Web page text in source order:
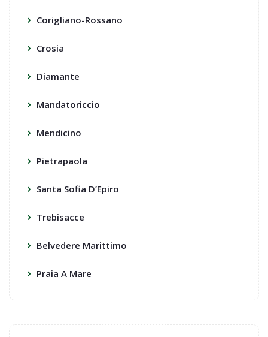
Corigliano-Rossano
Crosia
Diamante
Mandatoriccio
Mendicino
Pietrapaola
Santa Sofia D’Epiro
Trebisacce
Belvedere Marittimo
Praia A Mare